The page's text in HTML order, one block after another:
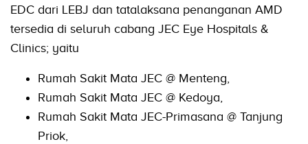
EDC dari LEBJ dan tatalaksana penanganan AMD
tersedia di seluruh cabang JEC Eye Hospitals &
Clinics; yaitu
Rumah Sakit Mata JEC @ Menteng,
Rumah Sakit Mata JEC @ Kedoya,
Rumah Sakit Mata JEC-Primasana @ Tanjung
Priok,